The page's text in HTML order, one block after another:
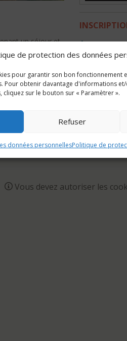
de protection des données
pour garantir son bon fonctionnement
Pour obtenir davantage d'informations
sur le bouton sur « Paramètrer ».
Refuser
données personnellesPolitique de
un séjour et
toiture.
UN AUTRE
Vous devez autoriser les